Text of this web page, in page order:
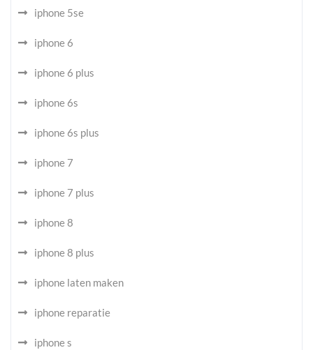
iphone 5se
iphone 6
iphone 6 plus
iphone 6s
iphone 6s plus
iphone 7
iphone 7 plus
iphone 8
iphone 8 plus
iphone laten maken
iphone reparatie
iphone s